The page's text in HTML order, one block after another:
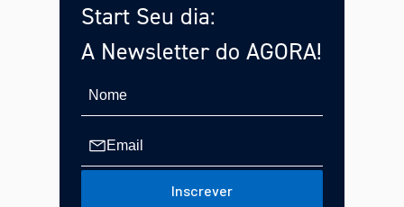
Start Seu dia:
A Newsletter do AGORA!
Inscrever